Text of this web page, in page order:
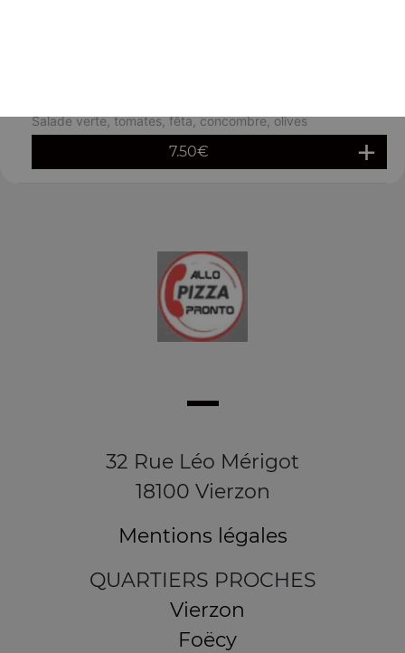
Salade verte, tomates, fêta, concombre, olives
7.50€
32 Rue Léo Mérigot
18100 Vierzon
Mentions légales
QUARTIERS PROCHES
Vierzon
Foëcy